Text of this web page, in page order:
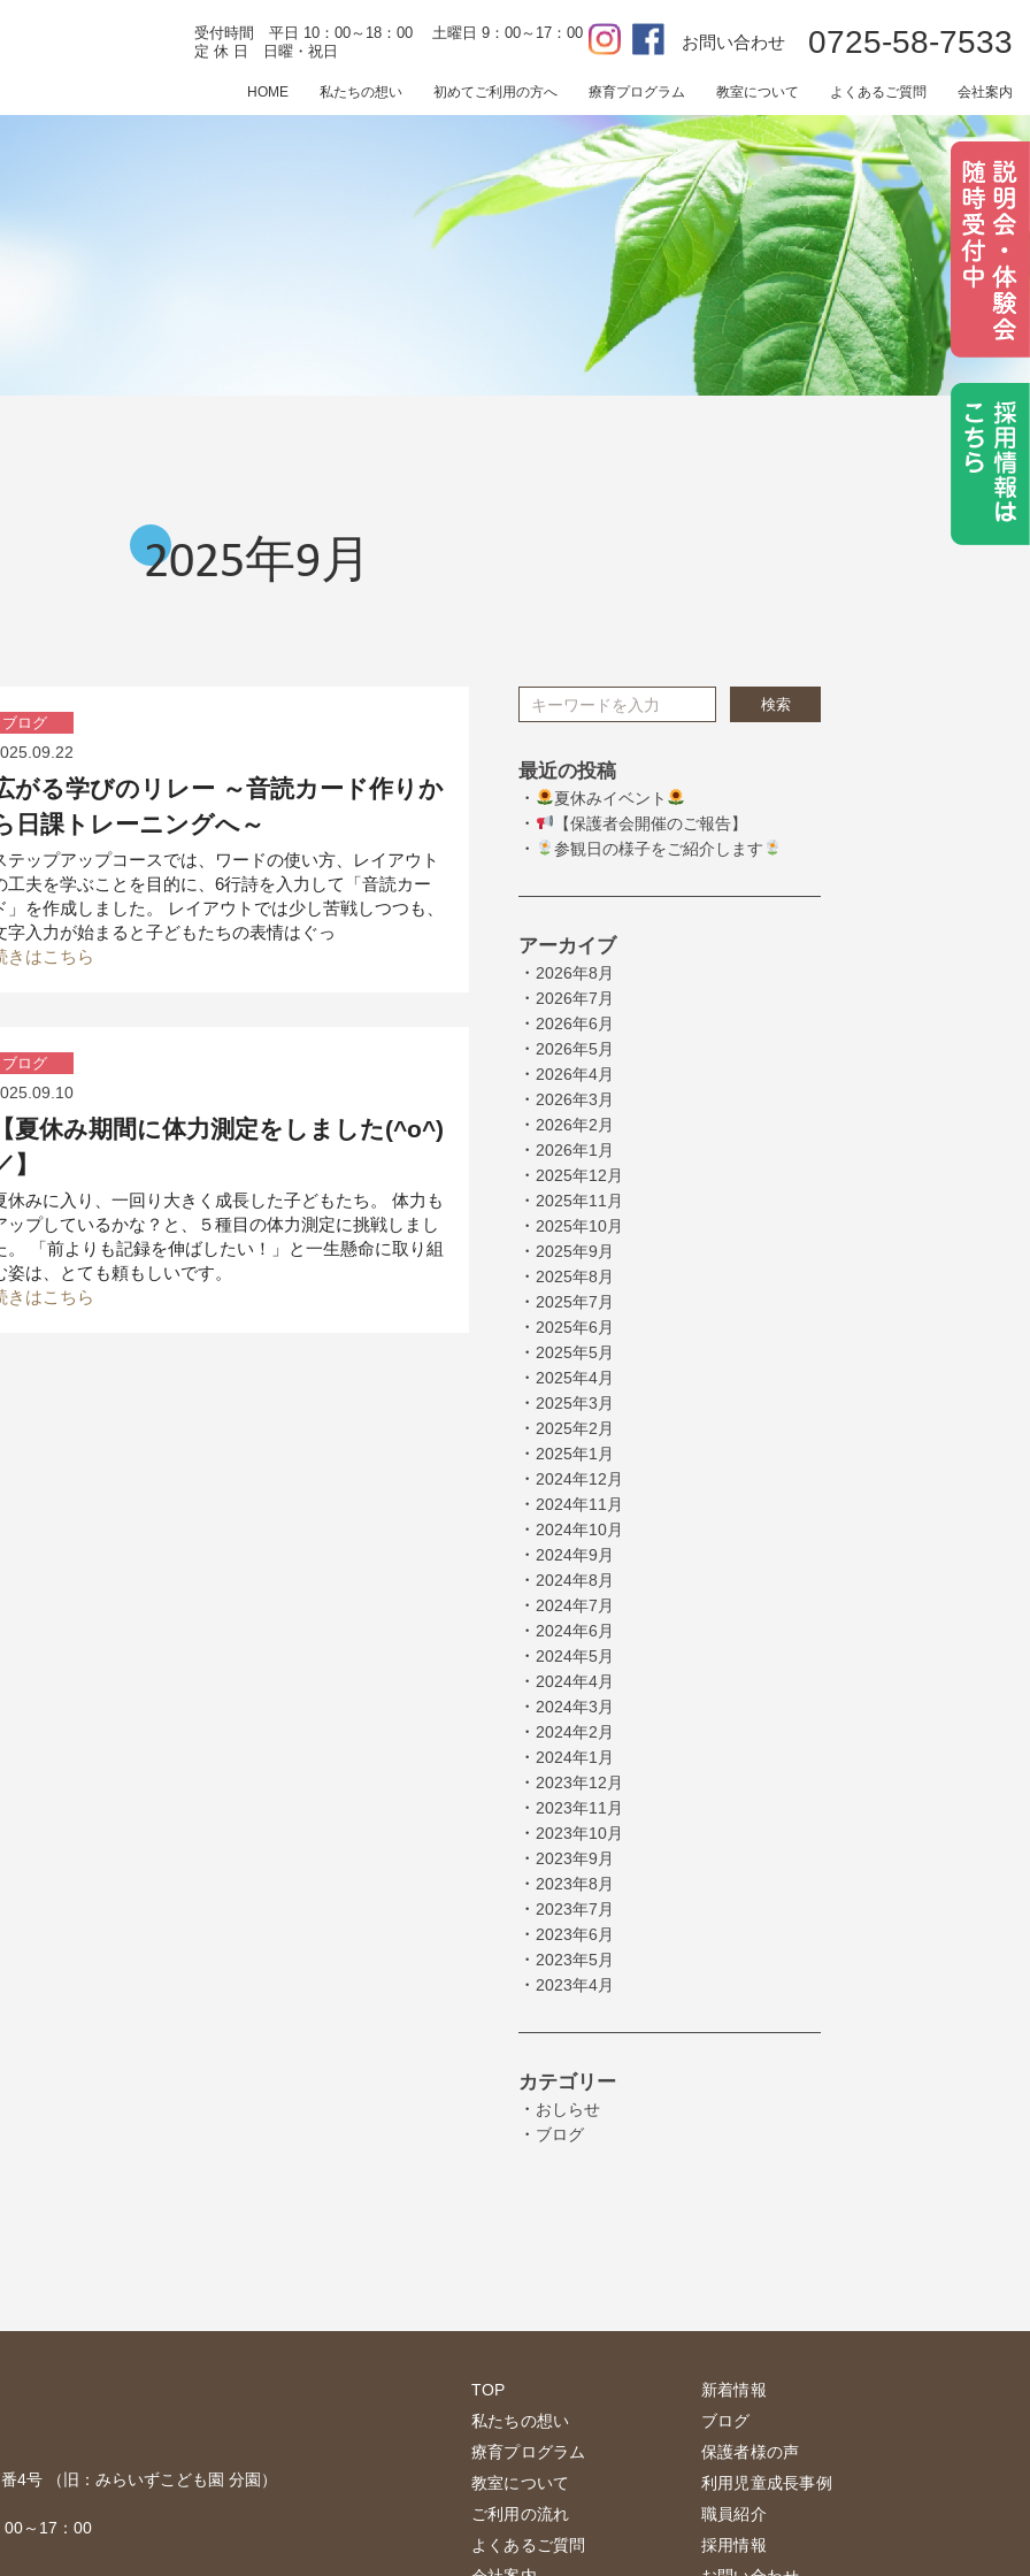
HOME 私たちの想い 初めてご利用の方へ 療育プログラム 教室について よくあるご質問 会社案内
受付時間 平日 10：00～18：00 土曜日 9：00～17：00
定 休 日 日曜・祝日
お問い合わせ 0725-58-7533
2025年9月
ブログ
がる学びのリレー ～音読カード作りか
日課トレーニングへ～
テップアップコースでは、ワードの使い方、レイアウト
工夫を学ぶことを目的に、6行詩を入力して「音読カー
」を作成しました。 レイアウトでは少し苦戦しつつも、
字入力が始まると子どもたちの表情はぐっ
きはこちら
ブログ
夏休み期間に体力測定をしました(^o^)
】
休みに入り、一回り大きく成長した子どもたち。 体力も
ップしているかな？と、５種目の体力測定に挑戦しまし
。 「前よりも記録を伸ばしたい！」と一生懸命に取り組
姿は、とても頼もしいです。
きはこちら
検索
最近の投稿
・ 夏休みイベント
・ 【保護者会開催のご報告】
・ 参観日の様子をご紹介します
アーカイブ
・ 2026年8月
・ 2026年7月
・ 2026年6月
・ 2026年5月
・ 2026年4月
・ 2026年3月
・ 2026年2月
・ 2026年1月
・ 2025年12月
・ 2025年11月
・ 2025年10月
・ 2025年9月
・ 2025年8月
・ 2025年7月
・ 2025年6月
・ 2025年5月
・ 2025年4月
・ 2025年3月
・ 2025年2月
・ 2025年1月
・ 2024年12月
・ 2024年11月
・ 2024年10月
・ 2024年9月
・ 2024年8月
・ 2024年7月
・ 2024年6月
・ 2024年5月
・ 2024年4月
・ 2024年3月
・ 2024年2月
・ 2024年1月
・ 2023年12月
・ 2023年11月
・ 2023年10月
・ 2023年9月
・ 2023年8月
・ 2023年7月
・ 2023年6月
・ 2023年5月
・ 2023年4月
カテゴリー
・ おしらせ
・ ブログ
4号 （旧：みらいずこども園 分園）
～17：00
TOP
私たちの想い
療育プログラム
教室について
ご利用の流れ
よくあるご質問
新着情報
ブログ
保護者様の声
利用児童成長事例
職員紹介
採用情報